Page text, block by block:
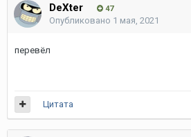
DeXter 47
Опубликовано 1 мая, 2021
перевёл
Цитата